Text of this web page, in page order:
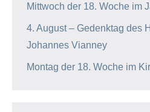
Mittwoch der 18. Woche im
4. August – Gedenktag des
Johannes Vianney
Montag der 18. Woche im